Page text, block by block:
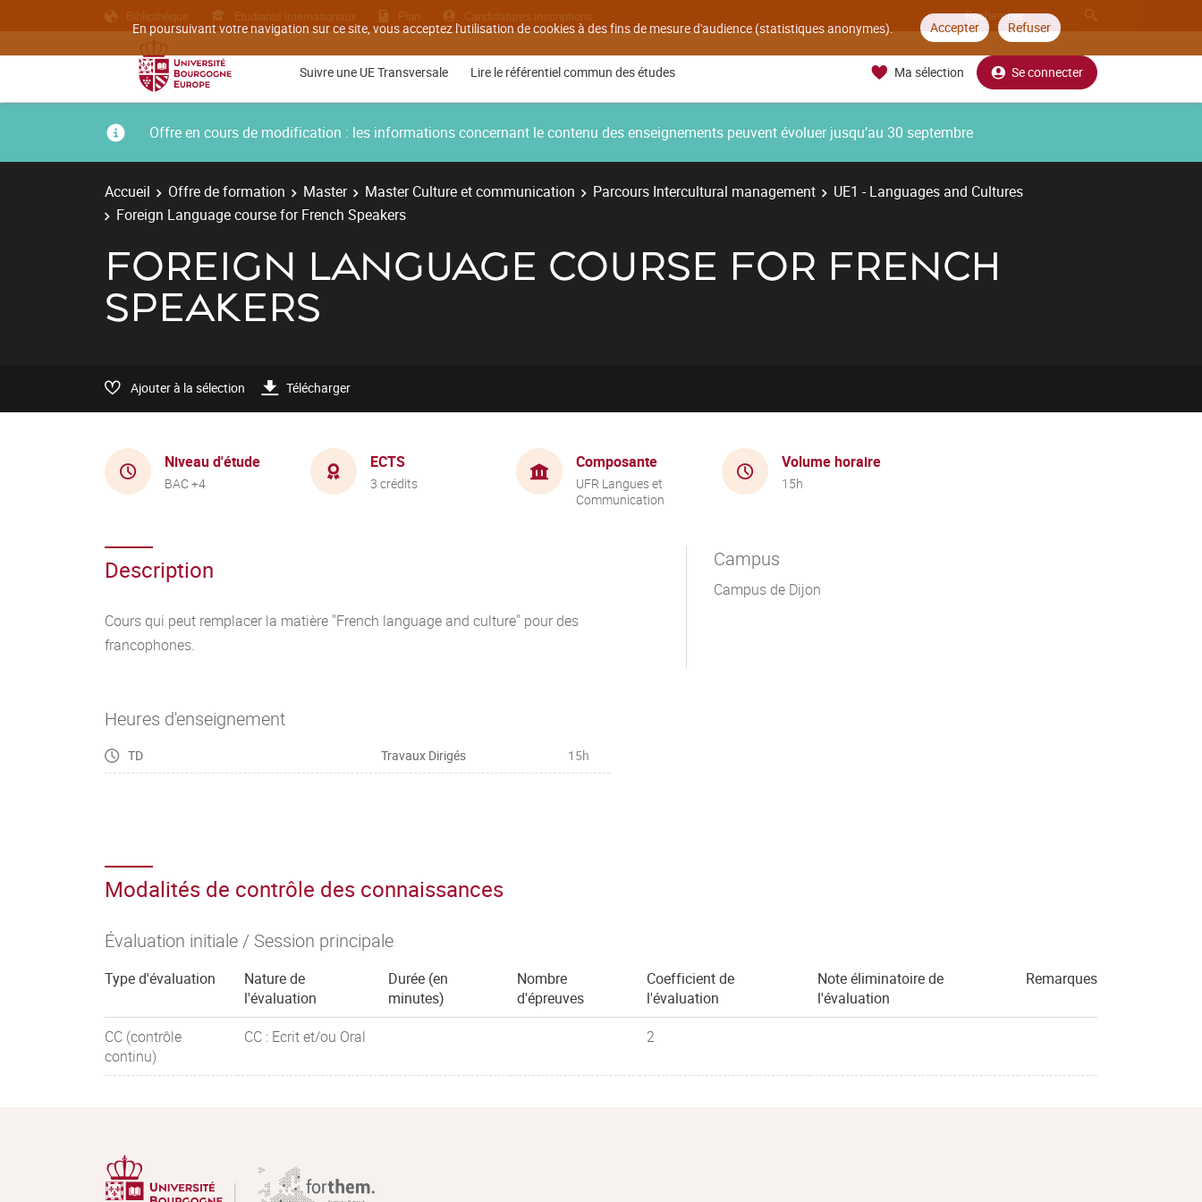
En poursuivant votre navigation sur ce site, vous acceptez l'utilisation de cookies à des fins de mesure d'audience (statistiques anonymes). Accepter Refuser
Bibliothèque Etudiants internationaux Plan Candidatures inscriptions
Suivre une UE Transversale Lire le référentiel commun des études Ma sélection Se connecter
Offre en cours de modification : les informations concernant le contenu des enseignements peuvent évoluer jusqu’au 30 septembre
Accueil Offre de formation Master Master Culture et communication Parcours Intercultural management
UE1 - Languages and Cultures
Foreign Language course for French Speakers
FOREIGN LANGUAGE COURSE FOR FRENCH
SPEAKERS
Ajouter à la sélection Télécharger
Niveau d'étude
BAC +4
ECTS
3 crédits
Composante
UFR Langues et
Communication
Volume horaire
15h
Description
Cours qui peut remplacer la matière "French language and culture" pour des
francophones.
Heures d'enseignement
TD Travaux Dirigés 15h
Campus
Campus de Dijon
Modalités de contrôle des connaissances
Évaluation initiale / Session principale
Type d'évaluation
Nature de
l'évaluation
Durée (en
minutes)
Nombre
d'épreuves
Coefficient de
l'évaluation
Note éliminatoire de
l'évaluation
Remarques
CC (contrôle
continu)
CC : Ecrit et/ou Oral 2